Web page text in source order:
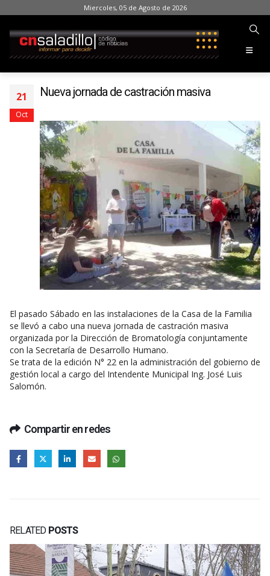
Miercoles, 05 de Agosto de 2026
21
Oct
Nueva jornada de castración masiva
El pasado Sábado en las instalaciones de la Casa de la Familia
se llevó a cabo una nueva jornada de castración masiva
organizada por la Dirección de Bromatología conjuntamente
con la Secretaría de Desarrollo Humano.
Se trata de la edición N° 22 en la administración del gobierno de
gestión local a cargo del Intendente Municipal Ing. José Luis
Salomón.
Compartir en redes
RELATED POSTS